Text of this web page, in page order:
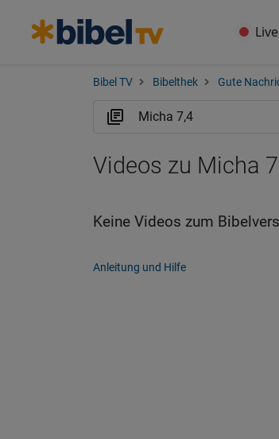
Bibel TV Bibelthek Gute
Videos zu Micha
Keine Videos zum
Anleitung und Hilfe